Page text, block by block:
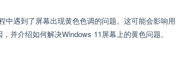
遇到了屏幕出现黄色色调的问题。这可能会影响
并介绍如何解决Windows 11屏幕上的黄色问题。